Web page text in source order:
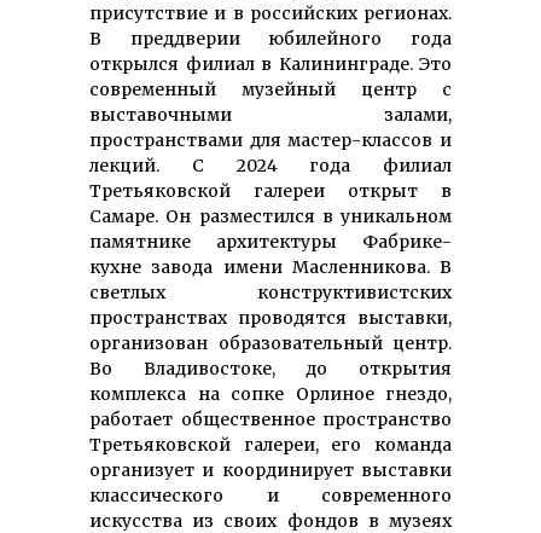
присутствие и в российских регионах.
В преддверии юбилейного года
открылся филиал в Калининграде. Это
современный музейный центр с
выставочными залами,
пространствами для мастер-классов и
лекций. С 2024 года филиал
Третьяковской галереи открыт в
Самаре. Он разместился в уникальном
памятнике архитектуры Фабрике-
кухне завода имени Масленникова. В
светлых конструктивистских
пространствах проводятся выставки,
организован образовательный центр.
Во Владивостоке, до открытия
комплекса на сопке Орлиное гнездо,
работает общественное пространство
Третьяковской галереи, его команда
организует и координирует выставки
классического и современного
искусства из своих фондов в музеях